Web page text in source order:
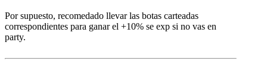
Por supuesto, recomedado llevar las botas carteadas
correspondientes para ganar el +10% se exp si no vas en
party.